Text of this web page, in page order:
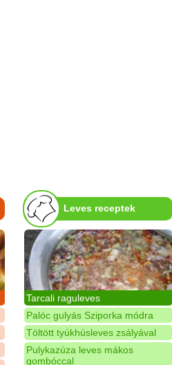
Leves receptek
Tarcali raguleves
Palóc gulyás Sziporka módra
Töltött tyúkhúsleves zsályával
Pulykazúza leves mákos
gombóccal